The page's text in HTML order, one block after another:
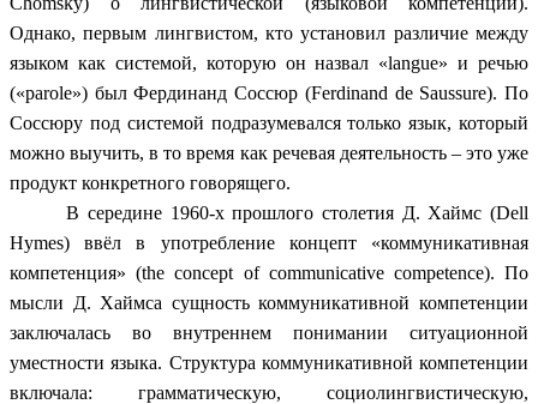
Однако, первым лингвистом, кто установил различие между
языком как системой, которую он назвал «langue» и речью
(«parole») был Фердинанд Соссюр (Ferdinand de Saussure). По
Соссюру под системой подразумевался только язык, который
можно выучить, в то время как речевая деятельность – это уже
продукт конкретного говорящего.
В середине 1960-х прошлого столетия Д. Хаймс (Dell
Hymes) ввёл в употребление концепт «коммуникативная
компетенция» (the concept of communicative competence). По
мысли Д. Хаймса сущность коммуникативной компетенции
заключалась во внутреннем понимании ситуационной
уместности языка. Структура коммуникативной компетенции
включала: грамматическую, социолингвистическую,